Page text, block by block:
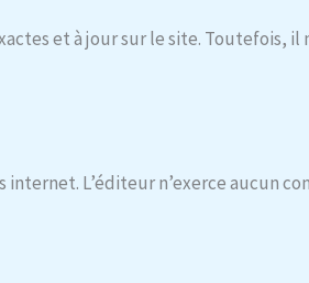
et à jour sur le site. Toutefois,
internet. L’éditeur n’exerce aucun